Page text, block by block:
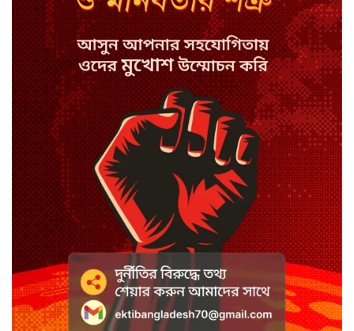
বাংলাদেশে চালু হলো থাই কফি চেইন
ক্যাফে আমাজন
হাসিনাকে সুযোগ দিয়ে সার্বভৌমত্বে
আঘাত: রিজভী
ডিজিটাল ভূমি সেবায় জবাবদিহি
নিশ্চিতের নির্দেশ
সবুজবাগে ময়লার স্তূপ থেকে তরুণীর
খণ্ডিত মাথা ও হাত উদ্ধার